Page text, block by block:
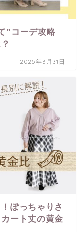
”コーデ攻略
2025年3月31日
ぽっちゃりさ
ート丈の黄金